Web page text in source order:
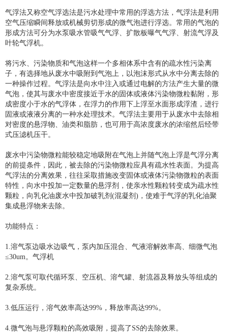
气浮法又称空气浮选法是污水处理中常用的浮选方法，气浮法是利用
空气压缩瞬间释放或机械剪切形成的微气泡进行浮选。常用的气泡的
形成方法可分为水泵吸水管吸气气浮、扩散板曝气气浮、射流气浮及
叶轮气浮机。
将污水、污染物质和气泡这样一个多相体系中含有的疏水性污染离
子，有选择地从废水中吸附到气泡上，以泡沫形式从水中分离去除的
一种操作过程。气浮法是向水中注入或通过电解的方法产生大量的微
气泡，使其与废水中密度接近于水的固体或液体污染物微粒黏附，形
成密度小于水的气浮体，在浮力的作用下上浮至水面形成浮渣，进行
固液或液液分离的一种水处理技术。气浮法主要用于从废水中去除相
对密度的悬浮物、油类和脂肪，也可用于高浓度废水的浓缩然后经带
式压滤机压干。
废水中污染物微粒能较稳定地吸附在气泡上并随气泡上浮是气浮分离
的前提条件，因此，被去除的污染物微粒应具有疏水性表面。为提高
气浮法的分离效果，往往采取措施改变固体或液体污染物微粒的表面
特性，向水中投加一定数量的悬浮剂，使亲水性颗粒转变成为疏水性
颗粒，向乳化油废水中投加破乳剂(混凝剂)，使难于气浮的乳化油聚
集成悬浮物来去除。
功能特点：
1.溶气泵边吸水边吸气，泵内加压混合、气液溶解效率高、细微气泡
≤30um。气浮机
2.溶气泵可取代循环泵、空压机、溶气罐、射流器及释放头等组成的
复杂系统。
3.低压运行，溶气效率高达99%，释放率高达99%。
4.微气泡与悬浮颗粒的高效吸附，提高了SS的去除效果。